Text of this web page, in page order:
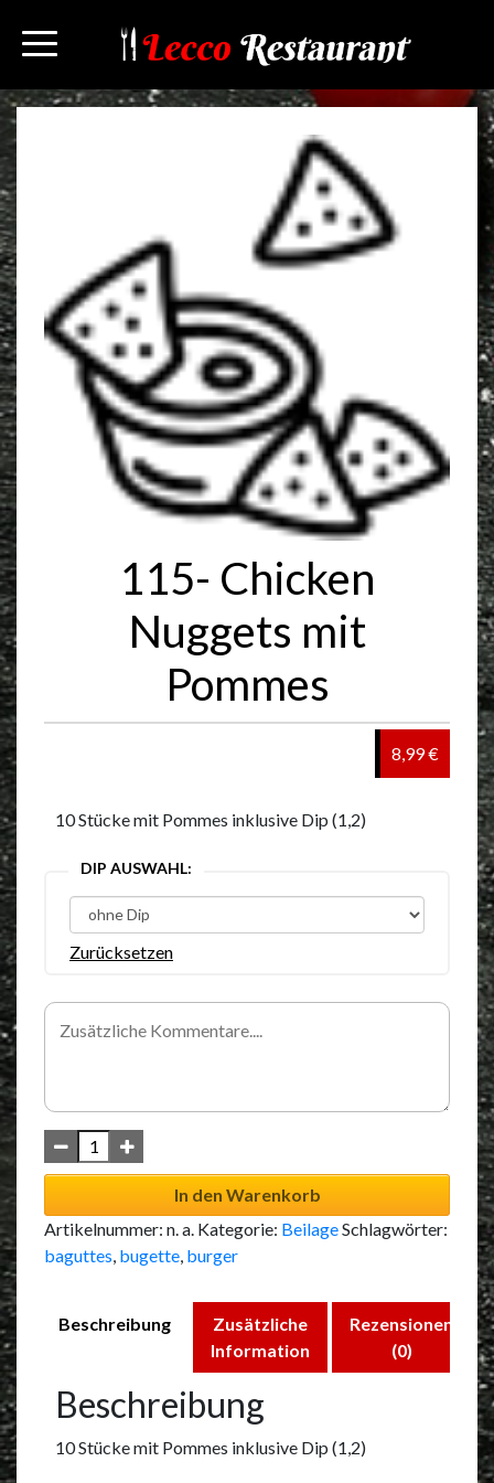
115- Chicken
Nuggets mit
Pommes
8,99 €
10 Stücke mit Pommes inklusive Dip (1,2)
DIP AUSWAHL:
Zurücksetzen
In den Warenkorb
Artikelnummer: n. a. Kategorie: BeilageSchlagwörter:
baguttes bugette burger
Beschreibung
Zusätzliche
Information
Rezensionen
(0)
Beschreibung
10 Stücke mit Pommes inklusive Dip (1,2)